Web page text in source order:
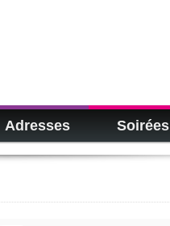
Adresses Soirées